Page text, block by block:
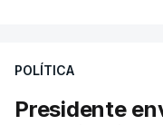
sistema mais
POLÍTICA
Presidente